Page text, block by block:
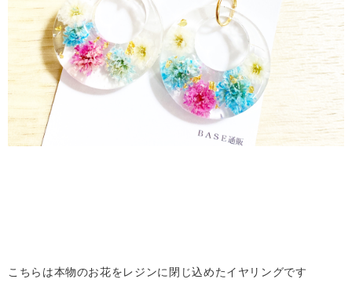
こちらは本物のお花をレジンに閉じ込めたイヤリングです